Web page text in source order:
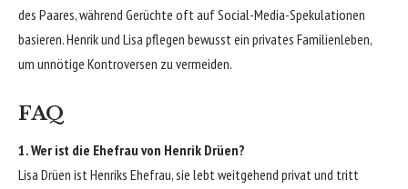
des Paares, während Gerüchte oft auf Social-Media-Spekulationen
basieren. Henrik und Lisa pflegen bewusst ein privates Familienleben,
um unnötige Kontroversen zu vermeiden.
FAQ
1. Wer ist die Ehefrau von Henrik Drüen?
Lisa Drüen ist Henriks Ehefrau, sie lebt weitgehend privat und tritt